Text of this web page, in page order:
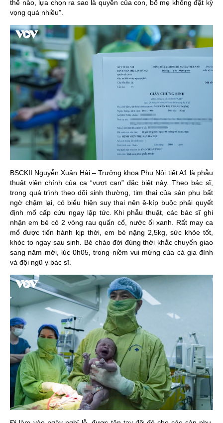
thế nào, lựa chọn ra sao là quyền của con, bố mẹ không đặt kỳ
vọng quá nhiều”.
BSCKII Nguyễn Xuân Hải – Trưởng khoa Phụ Nội tiết A1 là phẫu
thuật viên chính của ca “vượt cạn” đặc biệt này. Theo bác sĩ,
trong quá trình theo dõi sinh thường, tim thai của sản phụ bất
ngờ chậm lại, có biểu hiện suy thai nên ê-kíp buộc phải quyết
định mổ cấp cứu ngay lập tức. Khi phẫu thuật, các bác sĩ ghi
nhận em bé có 2 vòng rau quấn cổ, nước ối xanh. Rất may ca
mổ được tiến hành kịp thời, em bé nặng 2,5kg, sức khỏe tốt,
khóc to ngay sau sinh. Bé chào đời đúng thời khắc chuyển giao
sang năm mới, lúc 0h05, trong niềm vui mừng của cả gia đình
và đội ngũ y bác sĩ.